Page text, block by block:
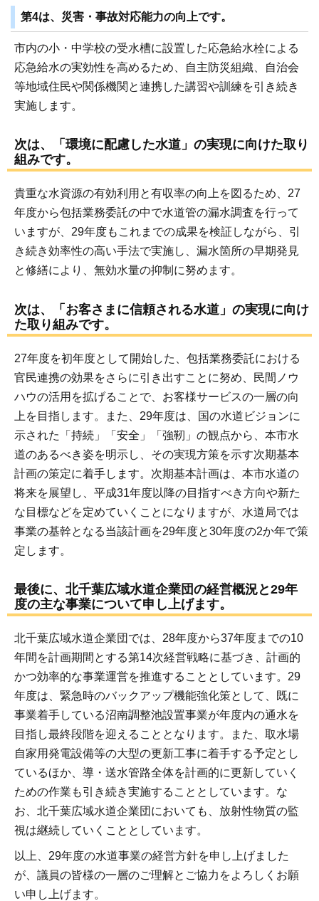
第4は、災害・事故対応能力の向上です。
市内の小・中学校の受水槽に設置した応急給水栓による
応急給水の実効性を高めるため、自主防災組織、自治会
等地域住民や関係機関と連携した講習や訓練を引き続き
実施します。
次は、「環境に配慮した水道」の実現に向けた取り
組みです。
貴重な水資源の有効利用と有収率の向上を図るため、27
年度から包括業務委託の中で水道管の漏水調査を行って
いますが、29年度もこれまでの成果を検証しながら、引
き続き効率性の高い手法で実施し、漏水箇所の早期発見
と修繕により、無効水量の抑制に努めます。
次は、「お客さまに信頼される水道」の実現に向け
た取り組みです。
27年度を初年度として開始した、包括業務委託における
官民連携の効果をさらに引き出すことに努め、民間ノウ
ハウの活用を拡げることで、お客様サービスの一層の向
上を目指します。また、29年度は、国の水道ビジョンに
示された「持続」「安全」「強靭」の観点から、本市水
道のあるべき姿を明示し、その実現方策を示す次期基本
計画の策定に着手します。次期基本計画は、本市水道の
将来を展望し、平成31年度以降の目指すべき方向や新た
な目標などを定めていくことになりますが、水道局では
事業の基幹となる当該計画を29年度と30年度の2か年で策
定します。
最後に、北千葉広域水道企業団の経営概況と29年
度の主な事業について申し上げます。
北千葉広域水道企業団では、28年度から37年度までの10
年間を計画期間とする第14次経営戦略に基づき、計画的
かつ効率的な事業運営を推進することとしています。29
年度は、緊急時のバックアップ機能強化策として、既に
事業着手している沼南調整池設置事業が年度内の通水を
目指し最終段階を迎えることとなります。また、取水場
自家用発電設備等の大型の更新工事に着手する予定とし
ているほか、導・送水管路全体を計画的に更新していく
ための作業も引き続き実施することとしています。な
お、北千葉広域水道企業団においても、放射性物質の監
視は継続していくこととしています。
以上、29年度の水道事業の経営方針を申し上げました
が、議員の皆様の一層のご理解とご協力をよろしくお願
い申し上げます。